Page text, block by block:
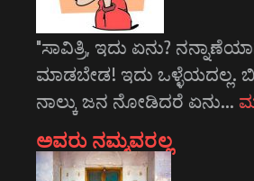
"ಸಾವಿತ್ರಿ, ಇದು ಏನು?
ಮಾಡಬೇಡ! ಇದು ಒಳ್ಳೆಯದಲ್ಲ.
ನಾಲ್ಕು ಜನ ನೋಡಿದರೆ ಏನು…
ಅವರು ನಮ್ಮವರಲ್ಲ